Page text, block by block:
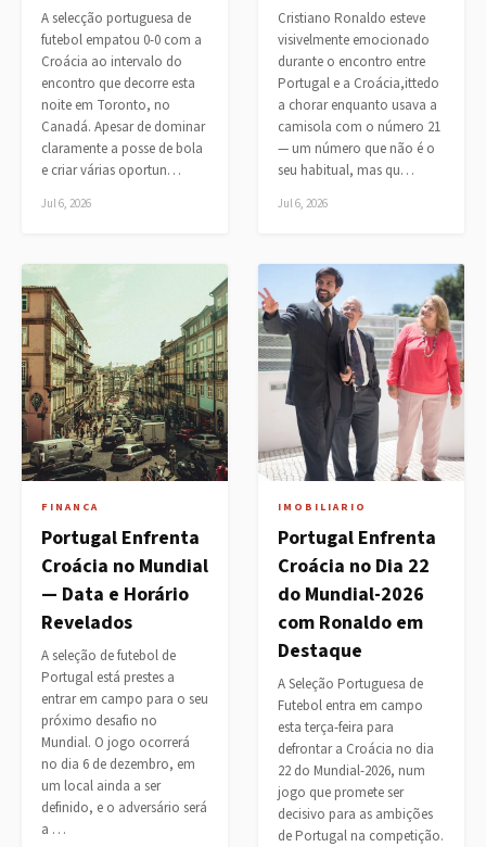
A selecção portuguesa de
futebol empatou 0-0 com a
Croácia ao intervalo do
encontro que decorre esta
noite em Toronto, no
Canadá. Apesar de dominar
claramente a posse de bola
e criar várias oportun…
Jul 6, 2026
Cristiano Ronaldo esteve
visivelmente emocionado
durante o encontro entre
Portugal e a Croácia,ittedo
a chorar enquanto usava a
camisola com o número 21
— um número que não é o
seu habitual, mas qu…
Jul 6, 2026
FINANCA
Portugal Enfrenta
Croácia no Mundial
— Data e Horário
Revelados
A seleção de futebol de
Portugal está prestes a
entrar em campo para o seu
próximo desafio no
Mundial. O jogo ocorrerá
no dia 6 de dezembro, em
um local ainda a ser
definido, e o adversário será
a …
IMOBILIARIO
Portugal Enfrenta
Croácia no Dia 22
do Mundial-2026
com Ronaldo em
Destaque
A Seleção Portuguesa de
Futebol entra em campo
esta terça-feira para
defrontar a Croácia no dia
22 do Mundial-2026, num
jogo que promete ser
decisivo para as ambições
de Portugal na competição.